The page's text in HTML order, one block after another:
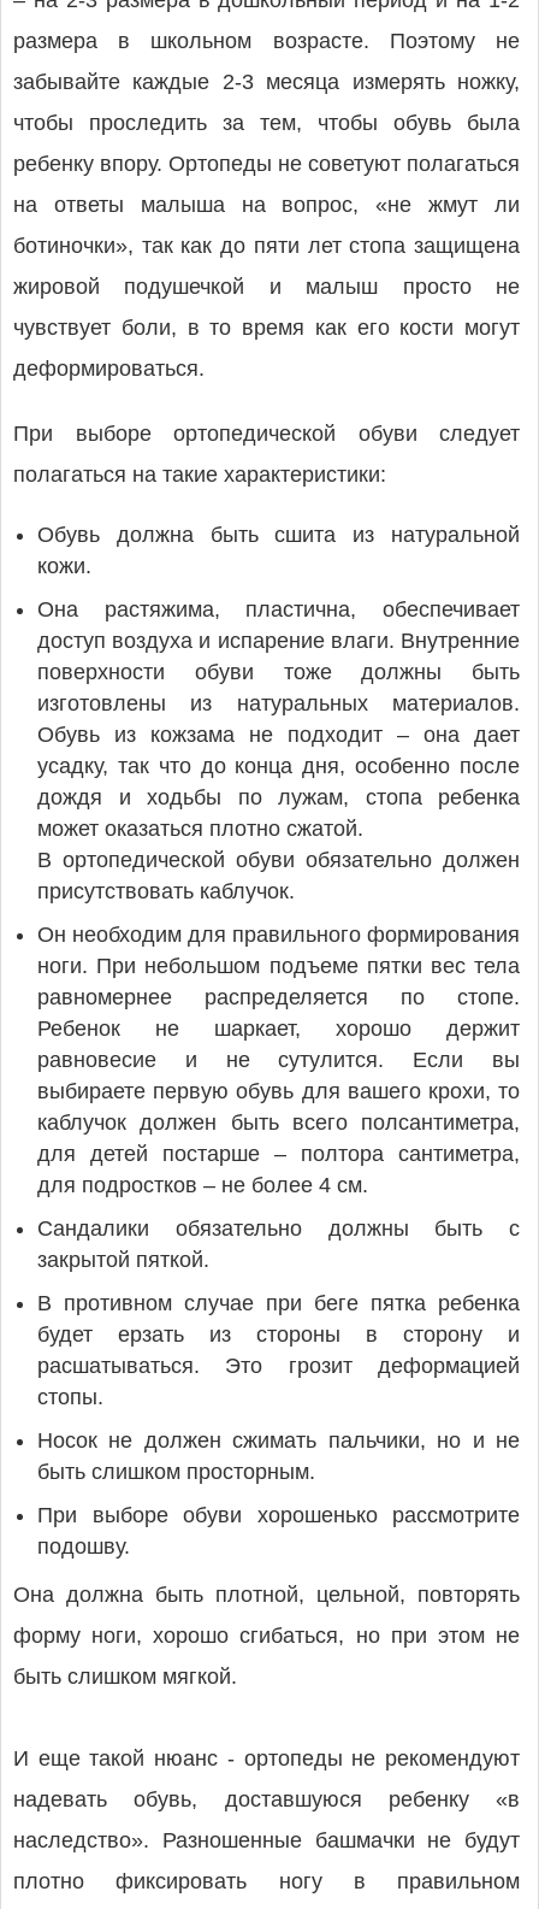
размера в школьном возрасте. Поэтому не
забывайте каждые 2-3 месяца измерять ножку,
чтобы проследить за тем, чтобы обувь была
ребенку впору. Ортопеды не советуют полагаться
на ответы малыша на вопрос, «не жмут ли
ботиночки», так как до пяти лет стопа защищена
жировой подушечкой и малыш просто не
чувствует боли, в то время как его кости могут
деформироваться.
При выборе ортопедической обуви следует
полагаться на такие характеристики:
Обувь должна быть сшита из натуральной
кожи.
Она растяжима, пластична, обеспечивает
доступ воздуха и испарение влаги. Внутренние
поверхности обуви тоже должны быть
изготовлены из натуральных материалов.
Обувь из кожзама не подходит – она дает
усадку, так что до конца дня, особенно после
дождя и ходьбы по лужам, стопа ребенка
может оказаться плотно сжатой.
В ортопедической обуви обязательно должен
присутствовать каблучок.
Он необходим для правильного формирования
ноги. При небольшом подъеме пятки вес тела
равномернее распределяется по стопе.
Ребенок не шаркает, хорошо держит
равновесие и не сутулится. Если вы
выбираете первую обувь для вашего крохи, то
каблучок должен быть всего полсантиметра,
для детей постарше – полтора сантиметра,
для подростков – не более 4 см.
Сандалики обязательно должны быть с
закрытой пяткой.
В противном случае при беге пятка ребенка
будет ерзать из стороны в сторону и
расшатываться. Это грозит деформацией
стопы.
Носок не должен сжимать пальчики, но и не
быть слишком просторным.
При выборе обуви хорошенько рассмотрите
подошву.
Она должна быть плотной, цельной, повторять
форму ноги, хорошо сгибаться, но при этом не
быть слишком мягкой.
И еще такой нюанс - ортопеды не рекомендуют
надевать обувь, доставшуюся ребенку «в
наследство». Разношенные башмачки не будут
плотно фиксировать ногу в правильном